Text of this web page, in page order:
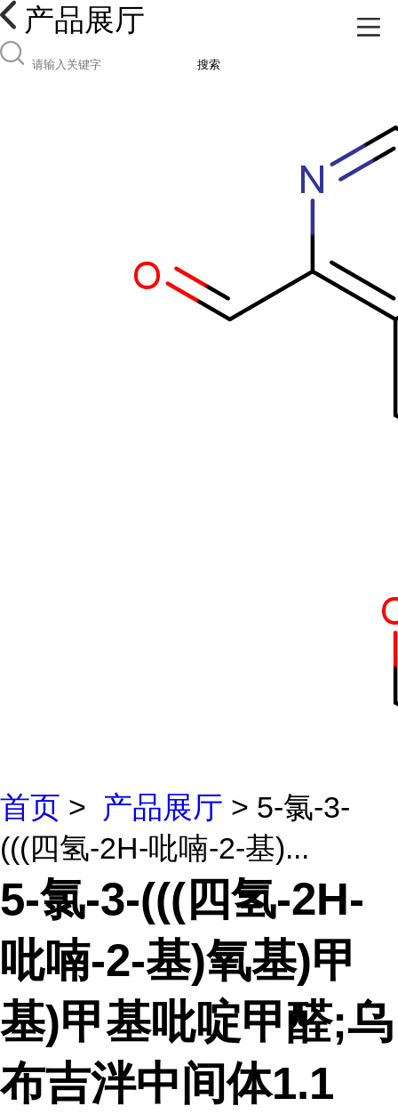
产品展厅
搜索
首页 > 产品展厅 > 5-氯-3-
(((四氢-2H-吡喃-2-基)...
5-氯-3-(((四氢-2H-
吡喃-2-基)氧基)甲
基)甲基吡啶甲醛;乌
布吉泮中间体1.1